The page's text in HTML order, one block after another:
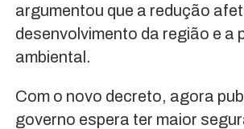
argumentou que a redução
desenvolvimento da região e a
ambiental.
Com o novo decreto, agora
governo espera ter maior